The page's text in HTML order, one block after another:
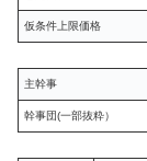
仮条件上限価格
主幹事
幹事団(一部抜粋）